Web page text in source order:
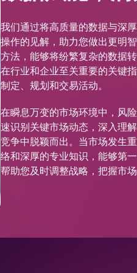
我们通过将高质量的数据与深
操作的见解，助力您做出更明
方法，能够将纷繁复杂的数据
在行业和企业至关重要的关键
制定、规划和交易活动。
在瞬息万变的市场环境中，风
速识别关键市场动态，深入理
竞争中脱颖而出。当市场发生
络和深厚的专业知识，能够第
帮助您及时调整战略，把握市